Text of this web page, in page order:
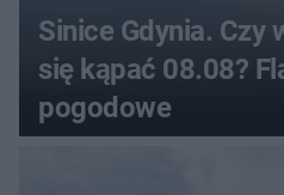
Sinice Gdynia. Czy
się kąpać 08.08?
pogodowe